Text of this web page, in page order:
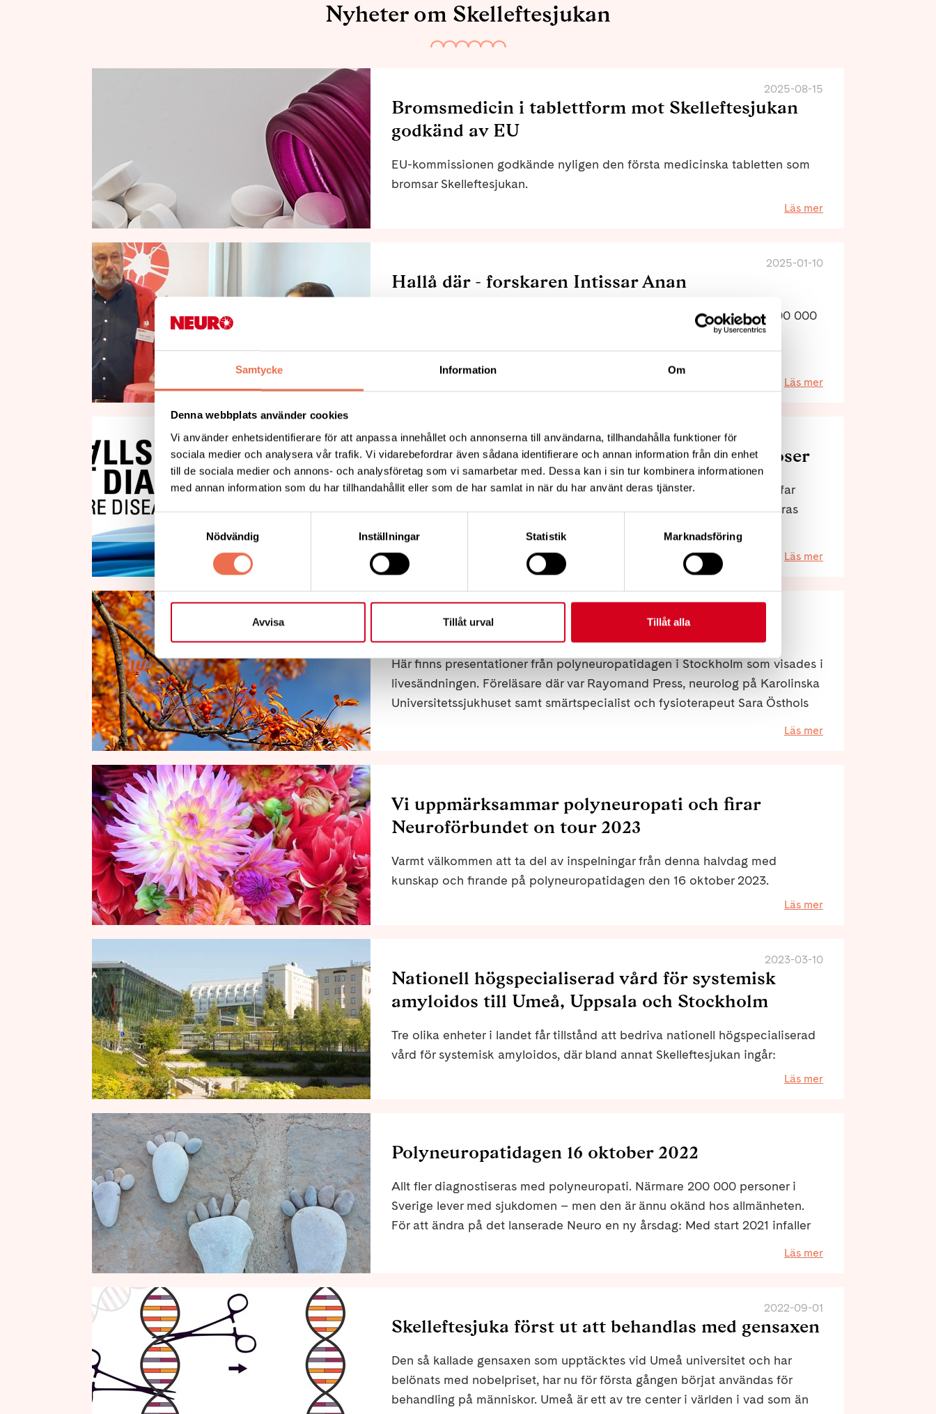
Samtycke Information Om
Denna webbplats använder cookies
Vi använder enhetsidentifierare för att anpassa innehållet och annonserna till användarna, tillhandahålla funktioner för
sociala medier och analysera vår trafik. Vi vidarebefordrar även sådana identifierare och annan information från din enhet
till de sociala medier och annons- och analysföretag som vi samarbetar med. Dessa kan i sin tur kombinera informationen
med annan information som du har tillhandahållit eller som de har samlat in när du har använt deras tjänster.
Nödvändig
Inställningar Statistik Marknadsföring
Avvisa Tillåt urval Tillåt alla
Nyheter om Skelleftesjukan
2025-08-15
Bromsmedicin i tablettform mot Skelleftesjukan
godkänd av EU
EU-kommissionen godkände nyligen den första medicinska tabletten som
bromsar Skelleftesjukan.
Läs mer
2025-01-10
Hallå där - forskaren Intissar Anan
Intissar Anan, professor vid Umeå universitet, har mottagit 500 000
Transtyretinamyloidos (ATTR) eller Skelleftesjukan.
Läs mer
Föreläsningar och träffar hos Sällsynta diagnoser
Riksförbundet Sällsynta diagnoser bjuder in till föreläsningar och träffar
under hösten. Mer information och länkar för att anmäla sig finns i deras
Läs mer
Polyneuropatidagen 16 oktober 2024!
Här finns presentationer från polyneuropatidagen i Stockholm som visades i
livesändningen. Föreläsare där var Rayomand Press, neurolog på Karolinska
Universitetssjukhuset samt smärtspecialist och fysioterapeut Sara Östhols
Läs mer
Vi uppmärksammar polyneuropati och firar
Neuroförbundet on tour 2023
Varmt välkommen att ta del av inspelningar från denna halvdag med
kunskap och firande på polyneuropatidagen den 16 oktober 2023.
Läs mer
2023-03-10
Nationell högspecialiserad vård för systemisk
amyloidos till Umeå, Uppsala och Stockholm
Tre olika enheter i landet får tillstånd att bedriva nationell högspecialiserad
vård för systemisk amyloidos, där bland annat Skelleftesjukan ingår:
Läs mer
Polyneuropatidagen 16 oktober 2022
Allt fler diagnostiseras med polyneuropati. Närmare 200 000 personer i
Sverige lever med sjukdomen – men den är ännu okänd hos allmänheten.
För att ändra på det lanserade Neuro en ny årsdag: Med start 2021 infaller
Läs mer
2022-09-01
Skelleftesjuka först ut att behandlas med gensaxen
Den så kallade gensaxen som upptäcktes vid Umeå universitet och har
belönats med nobelpriset, har nu för första gången börjat användas för
behandling på människor. Umeå är ett av tre center i världen i vad som än